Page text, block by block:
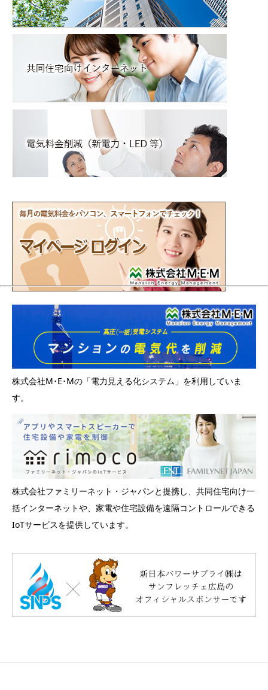
株式会社M･E･Mの「電力見える化システム」を利用していま
す。
株式会社ファミリーネット・ジャパンと提携し、共同住宅向け一
括インターネットや、家電や住宅設備を遠隔コントロールできる
IoTサービスを提供しています。